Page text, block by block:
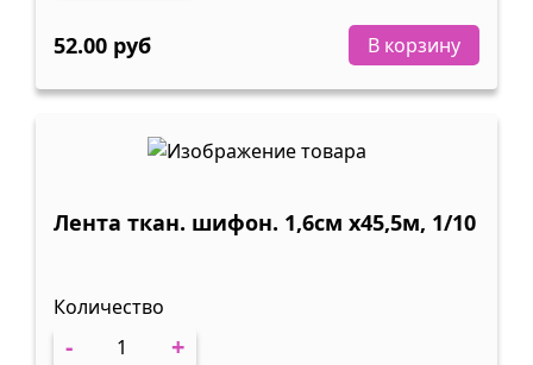
52.00 руб В корзину
Лента ткан. шифон. 1,6см х45,5м, 1/10
Количество
- +